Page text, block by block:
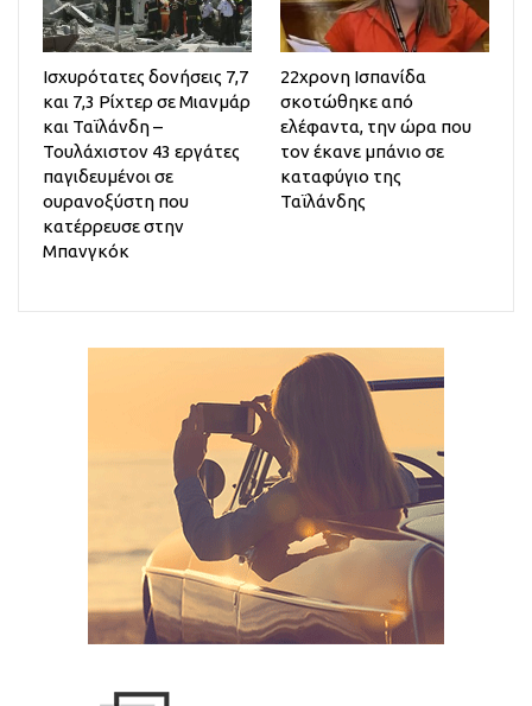
Ισχυρότατες δονήσεις 7,7
και 7,3 Ρίχτερ σε Μιανμάρ
και Ταϊλάνδη –
Τουλάχιστον 43 εργάτες
παγιδευμένοι σε
ουρανοξύστη που
κατέρρευσε στην
Μπανγκόκ
22χρονη Ισπανίδα
σκοτώθηκε από
ελέφαντα, την ώρα που
τον έκανε μπάνιο σε
καταφύγιο της
Ταϊλάνδης